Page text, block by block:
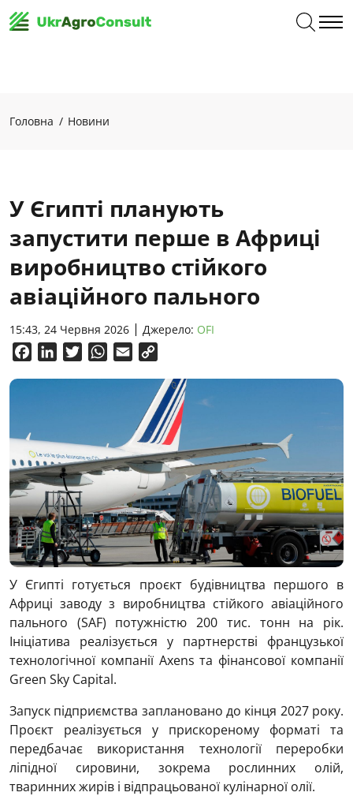
Головна Новини
У Єгипті планують
запустити перше в Африці
виробництво стійкого
авіаційного пального
15:43, 24 Червня 2026 Джерело: OFI
FacebookLinkedInTwitterWhatsApp
Email
У Єгипті готується проєкт будівництва першого в
Африці заводу з виробництва стійкого авіаційного
пального (SAF) потужністю 200 тис. тонн на рік.
Ініціатива реалізується у партнерстві французької
технологічної компанії Axens та фінансової компанії
Green Sky Capital.
Запуск підприємства заплановано до кінця 2027 року.
Проєкт реалізується у прискореному форматі та
передбачає використання технології переробки
ліпідної сировини, зокрема рослинних олій,
тваринних жирів і відпрацьованої кулінарної олії.